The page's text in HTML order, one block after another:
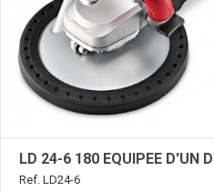
LD 24-6 180 EQUIPEE D'UN
Ref. LD24-6